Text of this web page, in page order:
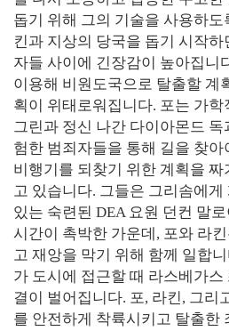
돕기 위해 그의 기술을 사용하
킨과 지상의 당국을 돕기 시작하
자들 사이에 긴장감이 높아집니
이용해 비원도국으로 탈출할 계
획이 위태로워집니다. 포는 가
그린과 정신 나간 다이아몬드 독
험한 범죄자들을 통해 길을 찾
비행기를 되찾기 위한 계획을 짜
고 있습니다. 그들은 그리솜에
있는 숙련된 DEA 요원 던컨 말
시간이 촉박한 가운데, 포와 라
고 재앙을 막기 위해 함께 일합
가 도시에 접근할 때 라스베가스
결이 벌어집니다. 포, 라킨, 그리
를 안전하게 착륙시키고 탈출한